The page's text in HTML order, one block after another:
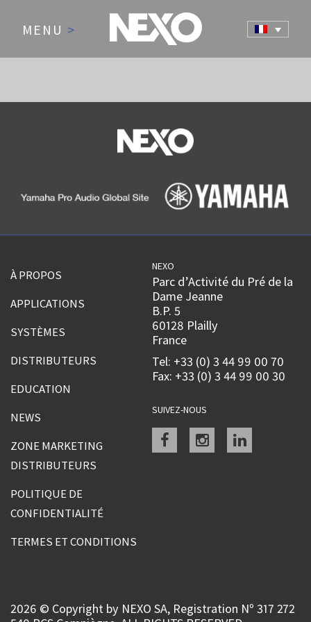
MENU >
À PROPOS
APPLICATIONS
SYSTÈMES
DISTRIBUTEURS
EDUCATION
NEWS
ZONE MARKETING
DISTRIBUTEURS
POLITIQUE DE
CONFIDENTIALITÉ
TERMES ET CONDITIONS
NEXO
Parc d’Activité du Pré de la
Dame Jeanne
B.P. 5
60128 Plailly
France
Tel: +33 (0) 3 44 99 00 70
Fax: +33 (0) 3 44 99 00 30
SUIVEZ-NOUS
Facebookinstagramlinkedin
2026 © Copyright by NEXO SA, Registration Nº 317 272